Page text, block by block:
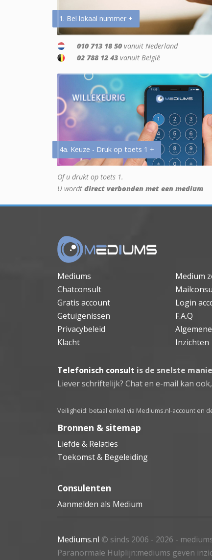
1. Bel lokaal nummer +
010 713 18 50 vanuit Nederland
02 788 12 43 vanuit België
4a. Keuze - Druk op toets 1 +
Of u drukt op toets 1.
U wordt direct verbonden met een medium
Mediums Medium
Chatconsult
Gratis account
Login
Getuigenissen
F.A.Q
Privacybeleid
Klacht
Inzichten
Telefonisch consult is de snelste
Liever schriftelijk? Chat en e-mail kan
Veiligheid: betaal enkel via Mediums.nl-account en
Bronnen & sitemap
Liefde & Relaties
Toekomst & Begeleiding
Consulenten
Aanmelden als Medium
Mediums.nl © sinds 2006 - 2026 -
Paranormale Hulplijn:mediums geven